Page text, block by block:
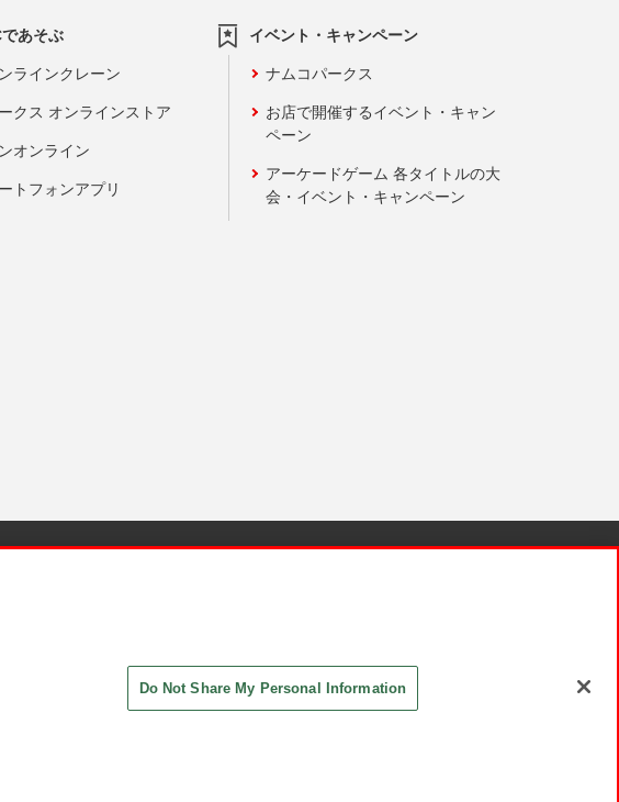
あそぶ
ラインクレーン
クス オンラインストア
オンライン
トフォンアプリ
イベント・キャンペーン
ナムコパークス
お店で開催するイベント・キャン
ペーン
アーケードゲーム 各タイトルの大
会・イベント・キャンペーン
Do Not Share My Personal Information